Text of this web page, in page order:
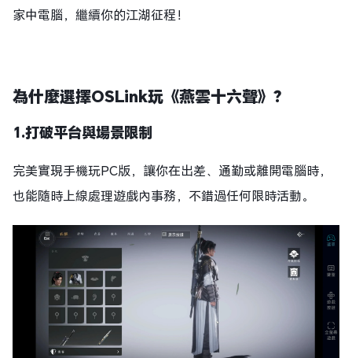
家中電腦，繼續你的江湖征程！
為什麼選擇OSLink玩《燕雲十六聲》？
1.打破平台與場景限制
完美實現手機玩PC版，讓你在出差、通勤或離開電腦時，
也能隨時上線處理遊戲內事務，不錯過任何限時活動。